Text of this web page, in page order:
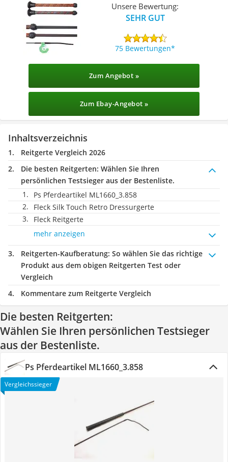
Unsere Bewertung:
SEHR GUT
75 Bewertungen
Zum Angebot »
Zum Ebay-Angebot »
Inhaltsverzeichnis
Reitgerte Vergleich 2026
Die besten Reitgerten: Wählen Sie Ihren
persönlichen Testsieger aus der Bestenliste.
Ps Pferdeartikel ML1660_3.858
Fleck Silk Touch Retro Dressurgerte
Fleck Reitgerte
mehr anzeigen
Reitgerten-Kaufberatung: So wählen Sie das richtige
Produkt aus dem obigen Reitgerten Test oder
Vergleich
Kommentare zum Reitgerte Vergleich
Die besten Reitgerten:
Wählen Sie Ihren persönlichen Testsieger
aus der Bestenliste.
Ps Pferdeartikel ML1660_3.858
Vergleichssieger